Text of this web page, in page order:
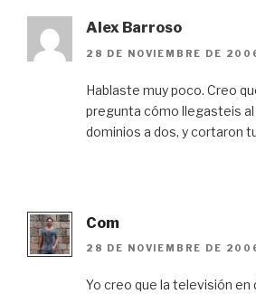
Alex Barroso
28 DE NOVIEMBRE DE
Hablaste muy poco. Creo
pregunta cómo llegasteis
dominios a dos, y cortaron
Com
28 DE NOVIEMBRE DE
Yo creo que la televisión